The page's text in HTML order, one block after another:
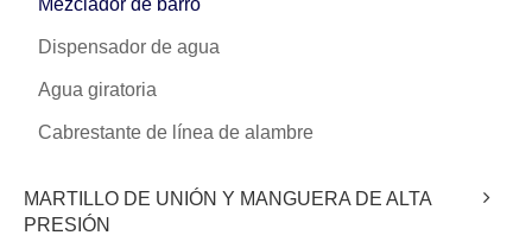
Mezclador de barro
Dispensador de agua
Agua giratoria
Cabrestante de línea de alambre
MARTILLO DE UNIÓN Y MANGUERA DE ALTA
PRESIÓN